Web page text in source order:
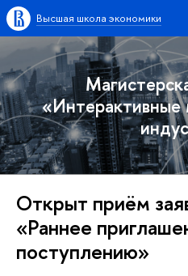
Высшая школа экономики
Открыт приём
«Раннее
поступлению»